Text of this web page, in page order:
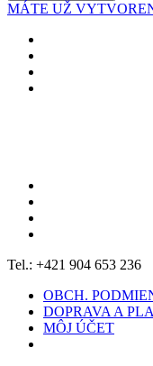
MÁTE UŽ
Tel.: +421 904 653 236
OBCH.
DOPRAVA A
MÔJ ÚČET